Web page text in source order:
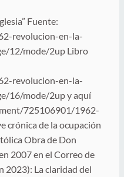
Fuente:
revolucion-en-la-
12/mode/2up Libro
revolucion-en-la-
16/mode/2up y aquí
725106901/1962-
crónica de la ocupación
Obra de Don
2007 en el Correo de
2023): La claridad del